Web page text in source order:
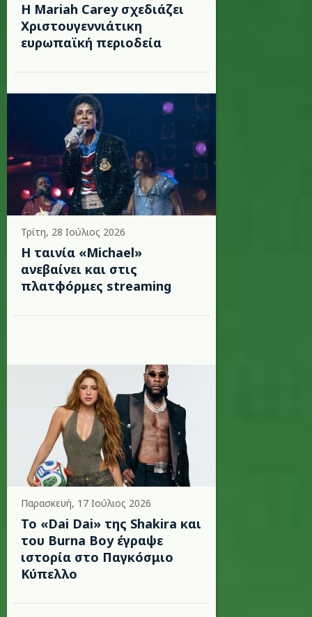
Η Mariah Carey σχεδιάζει
Χριστουγεννιάτικη
ευρωπαϊκή περιοδεία
Τρίτη, 28 Ιούλιος 2026
Η ταινία «Michael»
ανεβαίνει και στις
πλατφόρμες streaming
Παρασκευή, 17 Ιούλιος 2026
To «Dai Dai» της Shakira και
του Burna Boy έγραψε
ιστορία στο Παγκόσμιο
Κύπελλο